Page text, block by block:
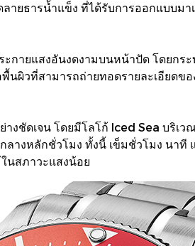
ยธารน้ำแข็ง ที่ได้รับการออกแบบม
กายแสงอันงดงามบนหน้าปัด โดยกร
ผิวที่สามารถถ่ายทอดรายละเอียดข
งชัดเจน โดยมีโลโก้ Iced Sea บริเ
างหลักชั่วโมง ทั้งนี้ เข็มชั่วโมง นาที
นสภาวะแสงน้อย